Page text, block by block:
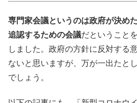
専門家会議というのは政府が決め
追認するための会議だということ
しました。政府の方針に反対する
ないと思いますが、万が一出たと
でしょう。